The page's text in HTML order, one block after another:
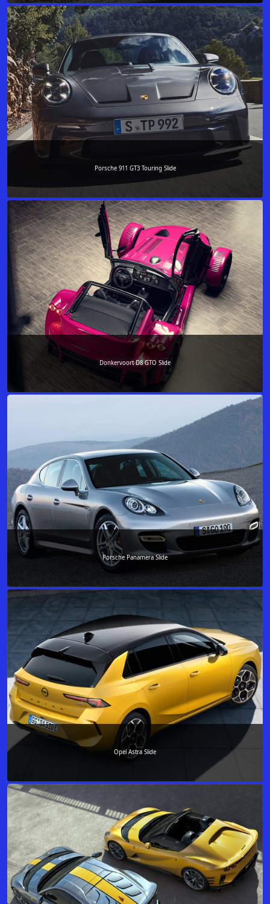
Porsche 911 GT3 Touring Slide
Donkervoort D8 GTO Slide
Porsche Panamera Slide
Opel Astra Slide